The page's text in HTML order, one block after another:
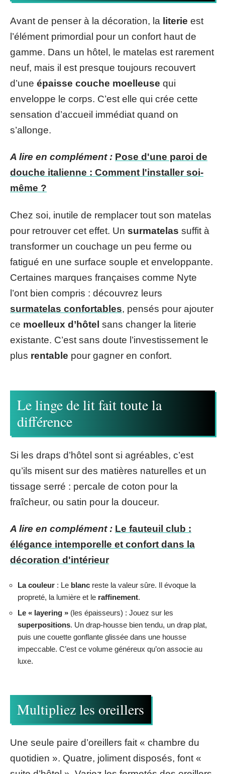
Avant de penser à la décoration, la literie est
l’élément primordial pour un confort haut de
gamme. Dans un hôtel, le matelas est rarement
neuf, mais il est presque toujours recouvert
d’une épaisse couche moelleuse qui
enveloppe le corps. C’est elle qui crée cette
sensation d’accueil immédiat quand on
s’allonge.
A lire en complément : Pose d'une paroi de
douche italienne : Comment l'installer soi-
même ?
Chez soi, inutile de remplacer tout son matelas
pour retrouver cet effet. Un surmatelas suffit à
transformer un couchage un peu ferme ou
fatigué en une surface souple et enveloppante.
Certaines marques françaises comme Nyte
l’ont bien compris : découvrez leurs
surmatelas confortables, pensés pour ajouter
ce moelleux d’hôtel sans changer la literie
existante. C’est sans doute l’investissement le
plus rentable pour gagner en confort.
Le linge de lit fait toute la
différence
Si les draps d’hôtel sont si agréables, c’est
qu’ils misent sur des matières naturelles et un
tissage serré : percale de coton pour la
fraîcheur, ou satin pour la douceur.
A lire en complément : Le fauteuil club :
élégance intemporelle et confort dans la
décoration d'intérieur
La couleur : Le blanc reste la valeur sûre. Il évoque la
propreté, la lumière et le raffinement.
Le « layering » (les épaisseurs) : Jouez sur les
superpositions. Un drap-housse bien tendu, un drap plat,
puis une couette gonflante glissée dans une housse
impeccable. C’est ce volume généreux qu’on associe au
luxe.
Multipliez les oreillers
Une seule paire d’oreillers fait « chambre du
quotidien ». Quatre, joliment disposés, font «